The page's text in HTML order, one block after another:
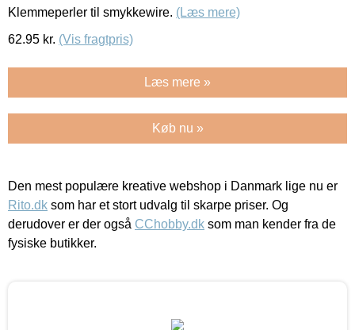
Klemmeperler til smykkewire. (Læs mere)
62.95 kr. (Vis fragtpris)
Læs mere »
Køb nu »
Den mest populære kreative webshop i Danmark lige nu er
Rito.dk som har et stort udvalg til skarpe priser. Og
derudover er der også CChobby.dk som man kender fra de
fysiske butikker.